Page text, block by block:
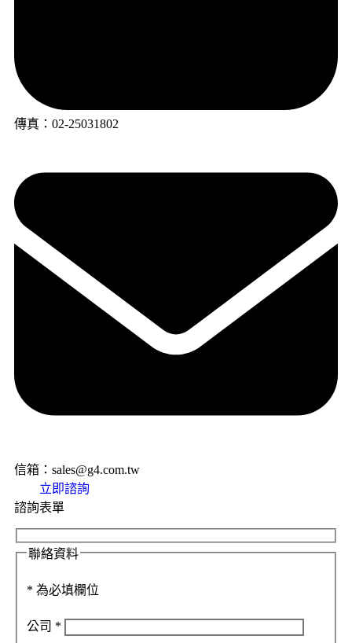
傳真：02-25031802
信箱：sales@g4.com.tw
立即諮詢
諮詢表單
聯絡資料
* 為必填欄位
公司 *